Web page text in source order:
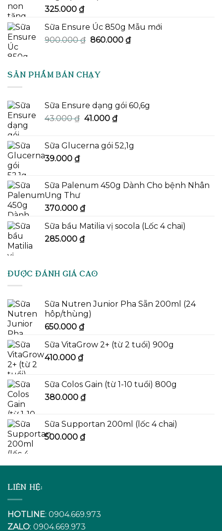
325.000 ₫
Sữa Ensure Úc 850g Mẫu mới
900.000₫ Giá
900.000 ₫.
860.000 ₫Giá
SẢN PHẨM BÁN CHẠY
Sữa Ensure dạng gói 60,6g
43.000₫ Giá
43.000 ₫.
41.000 ₫Giá
là:
Sữa Glucerna gói 52,1g
39.000 ₫
Sữa Palenum 450g Dành Cho bệnh Nhân
Ung Thư
370.000 ₫
Sữa bầu Matilia vị socola (Lốc 4 chai)
285.000 ₫
ĐƯỢC ĐÁNH GIÁ CAO
Sữa Nutren Junior Pha Sẵn 200ml (24
hôp/thùng)
650.000 ₫
Sữa VitaGrow 2+ (từ 2 tuổi) 900g
410.000 ₫
Sữa Colos Gain (từ 1-10 tuổi) 800g
380.000 ₫
Sữa Supportan 200ml (lốc 4 chai)
500.000 ₫
LIÊN HỆ:
HOTLINE: 0904.669.973
ZALO: 0904.669.973